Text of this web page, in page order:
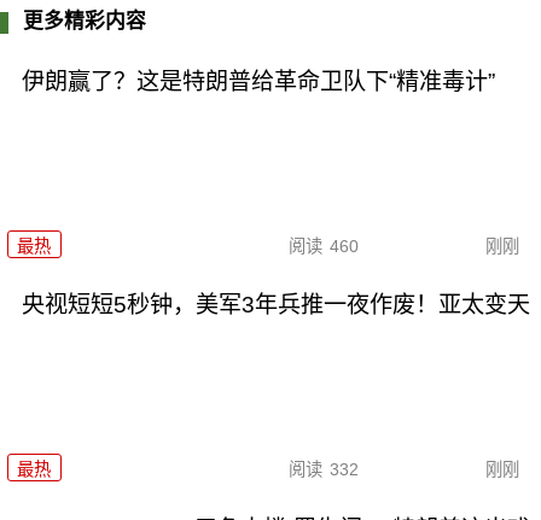
更多精彩内容
伊朗赢了？这是特朗普给革命卫队下“精准毒计”
最热 阅读 460 刚刚
央视短短5秒钟，美军3年兵推一夜作废！亚太变天
最热 阅读 332 刚刚